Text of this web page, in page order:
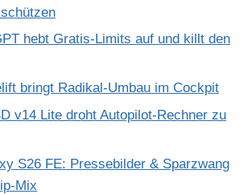
hebt Gratis-Limits auf und killt den
bringt Radikal-Umbau im Cockpit
v14 Lite droht Autopilot-Rechner zu
S26 FE: Pressebilder & Sparzwang
Mix